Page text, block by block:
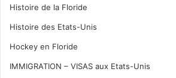
Histoire de la Floride
Histoire des Etats-Unis
Hockey en Floride
IMMIGRATION – VISAS aux Etats-Unis